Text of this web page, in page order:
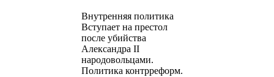
Внутренняя политика
Вступает на престол
после убийства
Александра II
народовольцами.
Политика контрреформ.